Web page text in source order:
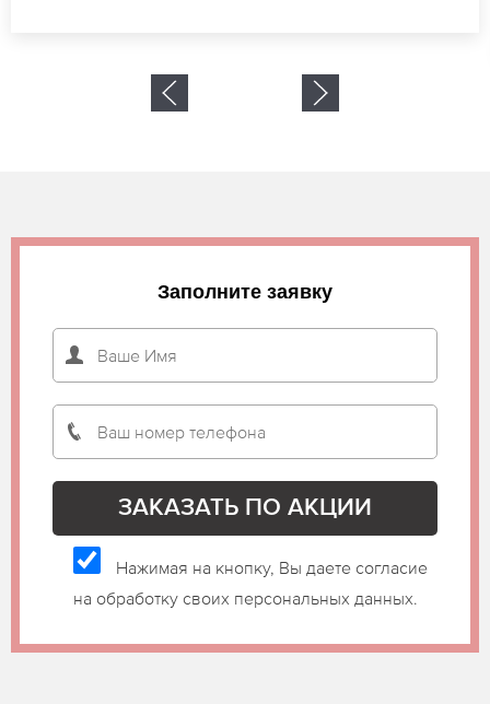
Заполните заявку
Нажимая на кнопку, Вы даете согласие
на обработку своих персональных данных.